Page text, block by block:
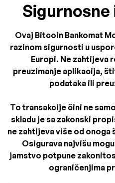
Ovaj Bitcoin Bankomat
razinom sigurnosti u
Europi. Ne zahtijeva
preuzimanje aplikacija,
podataka ili
To transakcije čini ne
skladu je sa zakonski
ne zahtijeva više od
Osigurava najvišu
jamstvo potpune
ograničenjima